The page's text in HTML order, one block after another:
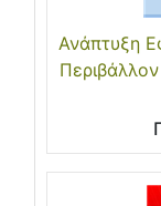
Ανάπτυξη